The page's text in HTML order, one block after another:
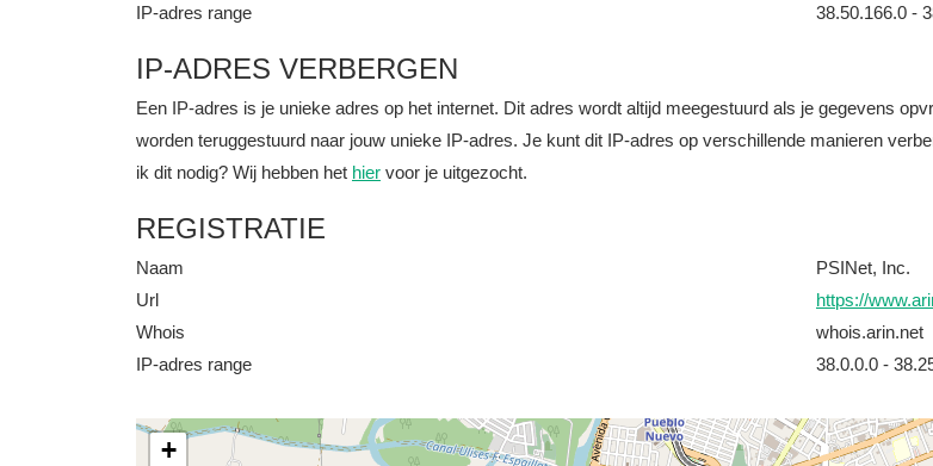
IP-adres range
38.50.166.0 -
IP-ADRES VERBERGEN
Een IP-adres is je unieke adres op het internet. Dit adres wordt altijd meegestuurd als je gegevens
worden teruggestuurd naar jouw unieke IP-adres. Je kunt dit IP-adres op verschillende manieren
ik dit nodig? Wij hebben het hier voor je uitgezocht.
REGISTRATIE
Naam
PSINet, Inc.
Url
https://
Whois
whois.arin.net
IP-adres range
38.0.0.0 -
+